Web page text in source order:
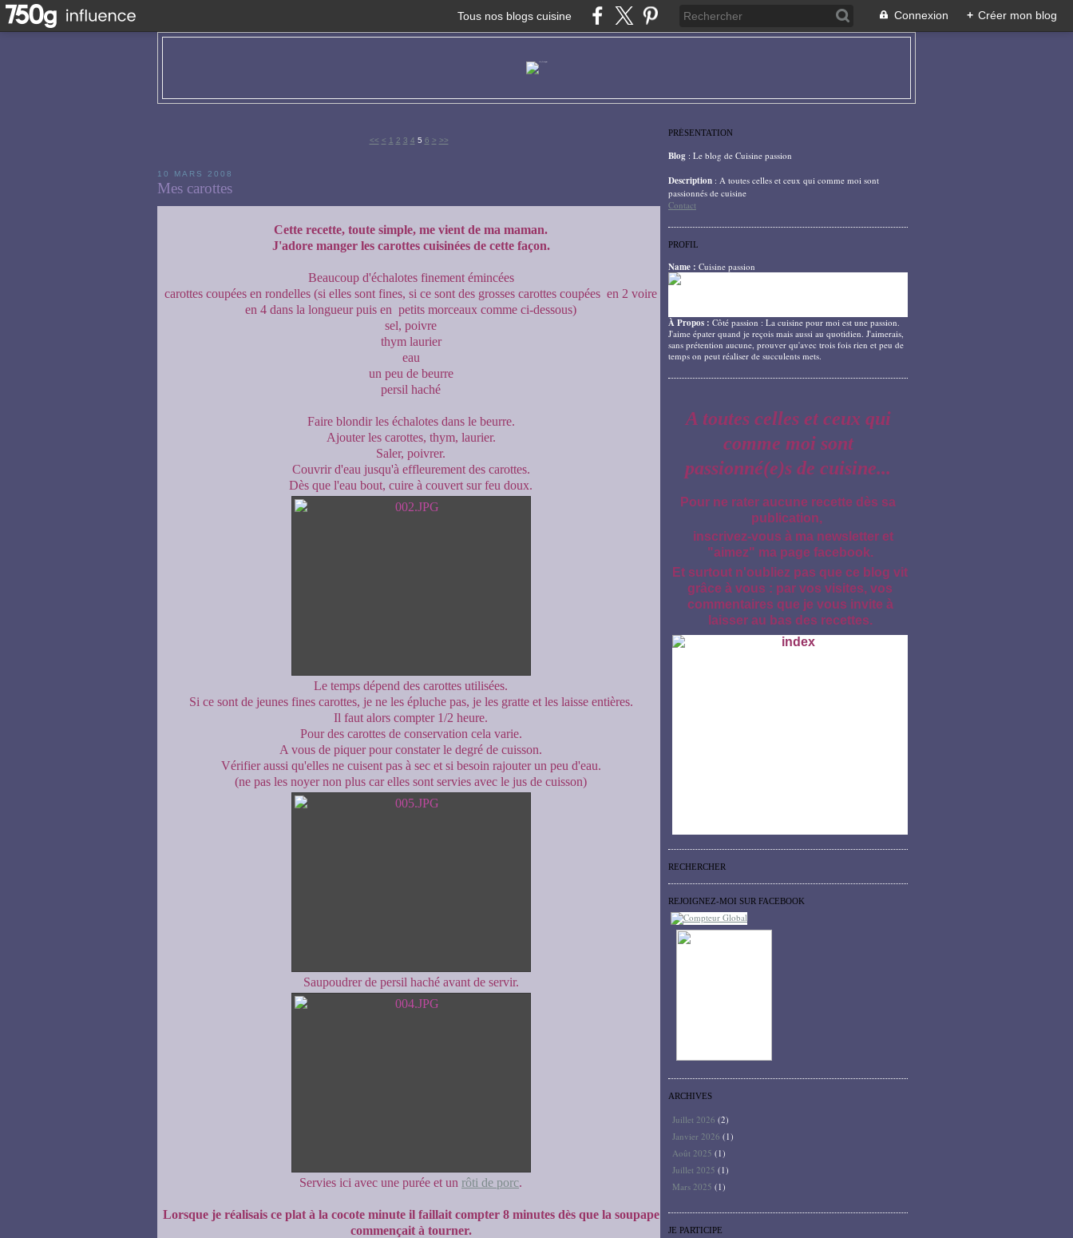
Tous nos blogs cuisine Connexion + Créer mon blog
<< < 1 2 3 4 5 6 > >>
10 MARS 2008
Mes carottes
Cette recette, toute simple, me vient de ma maman.
J'adore manger les carottes cuisinées de cette façon.
Beaucoup d'échalotes finement émincées
carottes coupées en rondelles (si elles sont fines, si ce sont des grosses carottes coupées en 2 voire
en 4 dans la longueur puis en petits morceaux comme ci-dessous)
sel, poivre
thym laurier
eau
un peu de beurre
persil haché
Faire blondir les échalotes dans le beurre.
Ajouter les carottes, thym, laurier.
Saler, poivrer.
Couvrir d'eau jusqu'à effleurement des carottes.
Dès que l'eau bout, cuire à couvert sur feu doux.
Le temps dépend des carottes utilisées.
Si ce sont de jeunes fines carottes, je ne les épluche pas, je les gratte et les laisse entières.
Il faut alors compter 1/2 heure.
Pour des carottes de conservation cela varie.
A vous de piquer pour constater le degré de cuisson.
Vérifier aussi qu'elles ne cuisent pas à sec et si besoin rajouter un peu d'eau.
(ne pas les noyer non plus car elles sont servies avec le jus de cuisson)
Saupoudrer de persil haché avant de servir.
Servies ici avec une purée et un rôti de porc.
Lorsque je réalisais ce plat à la cocote minute il faillait compter 8 minutes dès que la soupape
commençait à tourner.
PRÉSENTATION
Blog : Le blog de Cuisine passion
Description : A toutes celles et ceux qui comme moi sont
passionnés de cuisine
Contact
PROFIL
Name : Cuisine passion
À Propos : Côté passion : La cuisine pour moi est une passion.
J'aime épater quand je reçois mais aussi au quotidien. J'aimerais,
sans prétention aucune, prouver qu'avec trois fois rien et peu de
temps on peut réaliser de succulents mets.
A toutes celles et ceux qui
comme moi sont
passionné(e)s de cuisine...
Pour ne rater aucune recette dès sa
publication,
inscrivez-vous à ma newsletter et
"aimez" ma page facebook.
Et surtout n'oubliez pas que ce blog vit
grâce à vous : par vos visites, vos
commentaires que je vous invite à
laisser au bas des recettes.
RECHERCHER
REJOIGNEZ-MOI SUR FACEBOOK
ARCHIVES
Juillet 2026 (2)
Janvier 2026 (1)
Août 2025 (1)
Juillet 2025 (1)
Mars 2025 (1)
JE PARTICIPE